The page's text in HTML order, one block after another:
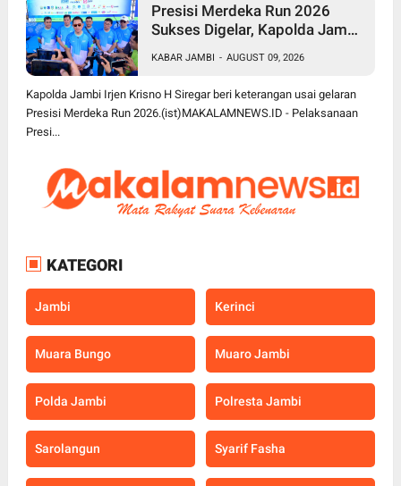
Presisi Merdeka Run 2026
Sukses Digelar, Kapolda Jambi
dan Masyarakat
KABAR JAMBI - AUGUST 09, 2026
Kapolda Jambi Irjen Krisno H Siregar beri keterangan usai gelaran
Presisi Merdeka Run 2026.(ist)MAKALAMNEWS.ID - Pelaksanaan
Presi...
KATEGORI
Jambi Kerinci
Muara Bungo Muaro Jambi
Polda Jambi Polresta Jambi
Sarolangun Syarif Fasha